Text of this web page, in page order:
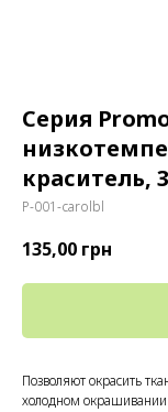
Серия
краситель,
P-001-carolbl
135,00 грн
Позволяют окрасить
холодном